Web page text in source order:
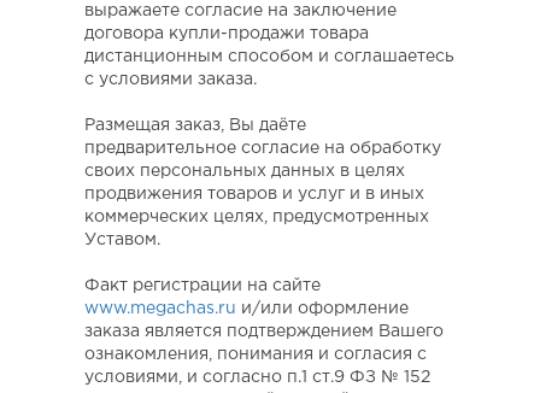
выражаете согласие на заключение
договора купли-продажи товара
дистанционным способом и соглашаетесь
с условиями заказа.
Размещая заказ, Вы даёте
предварительное согласие на обработку
своих персональных данных в целях
продвижения товаров и услуг и в иных
коммерческих целях, предусмотренных
Уставом.
Факт регистрации на сайте
www.megachas.ru и/или оформление
заказа является подтверждением Вашего
ознакомления, понимания и согласия с
условиями, и согласно п.1 ст.9 ФЗ № 152